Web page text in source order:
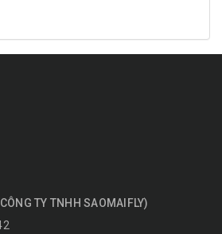
CÔNG TY TNHH SAOMAIFLY)